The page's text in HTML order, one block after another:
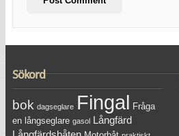
Sökord
bok dagseglare Fingal Fråga
en långseglare gasol Långfärd